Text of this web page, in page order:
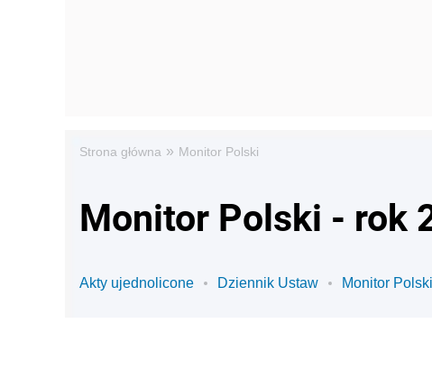
Strona główna » Monitor Polski
Monitor Polski - rok
Akty ujednolicone Dziennik Ustaw Monitor Polski